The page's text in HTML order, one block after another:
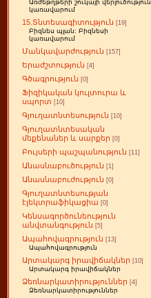
Առժեթղթերի շուկայի վերլուծություն
կառավարում
15.Տնտեսագիտություն [19]
Բիզնես պլան: Բիզնեսի
կառավարում
Մանկավարժություն [157]
Երաժշտություն [4]
Գծագրություն [0]
Ֆիզիկական կուլտուրա և
սպորտ [10]
Գյուղատնտեսություն [10]
Գյուղատնտեսական
մեքենաներ և սարքեր [0]
Բույսերի պաշպանություն [11]
Անասնաբուծություն [1]
Անասնաբուժություն [0]
Գյուղատնտեսության
էլեկտրաֆիկացիա [0]
Կենսագործունեություն
անվտանգություն [5]
Ապահովագրություն [13]
Ապահովագրություն
Արտակարգ իրավիճակներ [10]
Արտակարգ իրավիճակներ
Ձեռնարկատիրություններ [4]
Ձեռնարկատիրություններ